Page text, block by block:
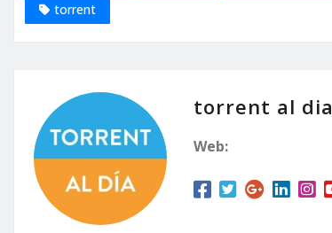
torrent
torrent al dia
Web: